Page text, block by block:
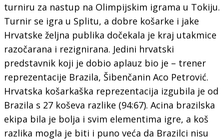
turniru za nastup na Olimpijskim igrama u Tokiju.
Turnir se igra u Splitu, a dobre košarke i jake
Hrvatske željna publika dočekala je kraj utakmice
razočarana i rezignirana. Jedini hrvatski
predstavnik koji je dobio aplauz bio je – trener
reprezentacije Brazila, Šibenčanin Aco Petrović.
Hrvatska košarkaška reprezentacija izgubila je od
Brazila s 27 koševa razlike (94:67). Acina brazilska
ekipa bila je bolja i svim elementima igre, a koš
razlika mogla je biti i puno veća da Brazilci nisu